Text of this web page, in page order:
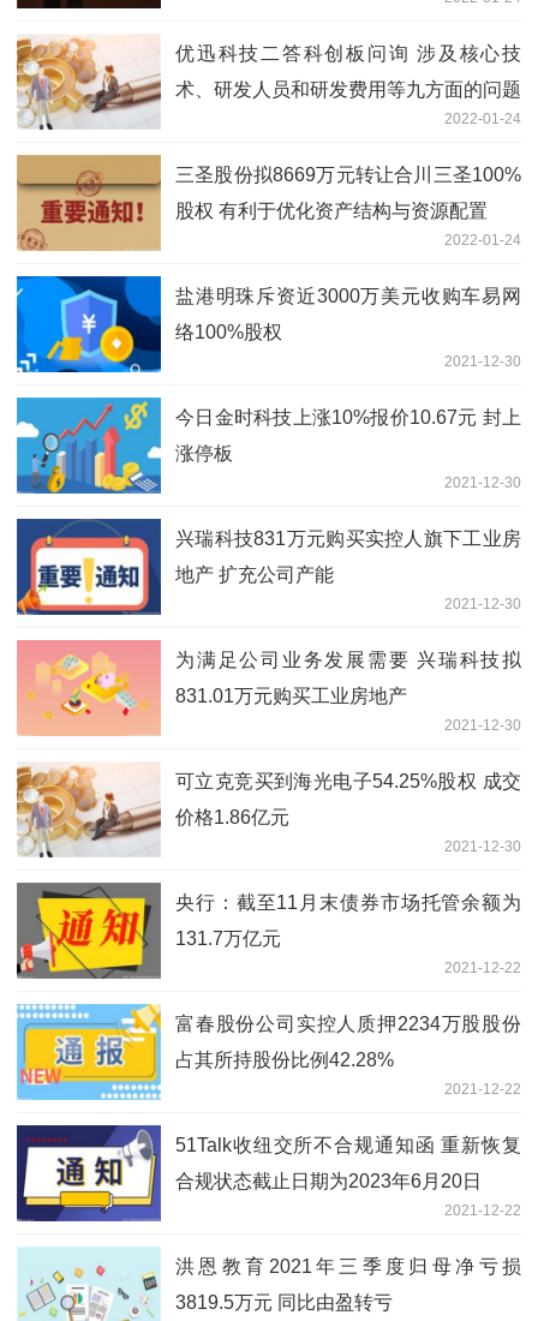
优迅科技二答科创板问询 涉及核心技
术、研发人员和研发费用等九方面的问题
2022-01-24
三圣股份拟8669万元转让合川三圣100%
股权 有利于优化资产结构与资源配置
2022-01-24
盐港明珠斥资近3000万美元收购车易网
络100%股权
2021-12-30
今日金时科技上涨10%报价10.67元 封上
涨停板
2021-12-30
兴瑞科技831万元购买实控人旗下工业房
地产 扩充公司产能
2021-12-30
为满足公司业务发展需要 兴瑞科技拟
831.01万元购买工业房地产
2021-12-30
可立克竞买到海光电子54.25%股权 成交
价格1.86亿元
2021-12-30
央行：截至11月末债券市场托管余额为
131.7万亿元
2021-12-22
富春股份公司实控人质押2234万股股份
占其所持股份比例42.28%
2021-12-22
51Talk收纽交所不合规通知函 重新恢复
合规状态截止日期为2023年6月20日
2021-12-22
洪恩教育2021年三季度归母净亏损
3819.5万元 同比由盈转亏